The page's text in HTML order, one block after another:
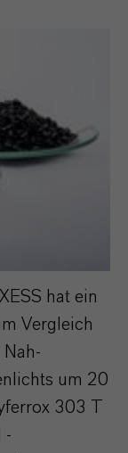
hat ein
Vergleich
um 20
303 T
-